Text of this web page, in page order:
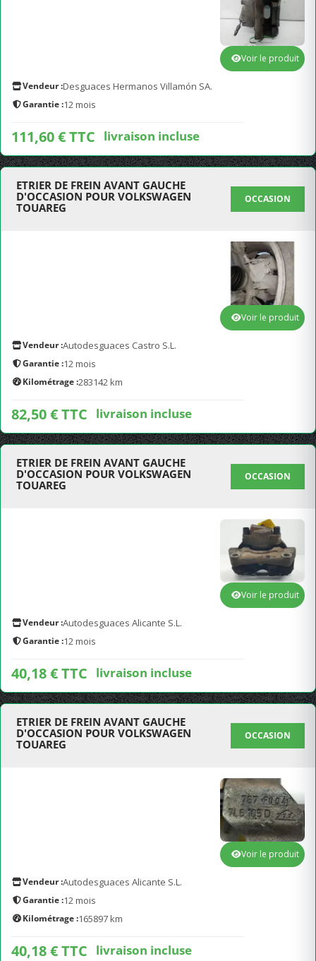
Vendeur :Desguaces Hermanos Villamón SA.
Garantie :12 mois
111,60 € TTC livraison incluse
Voir le produit
ETRIER DE FREIN AVANT GAUCHE
D'OCCASION POUR VOLKSWAGEN
TOUAREG
OCCASION
Vendeur :Autodesguaces Castro S.L.
Garantie :12 mois
Kilométrage :283142 km
82,50 € TTC livraison incluse
Voir le produit
ETRIER DE FREIN AVANT GAUCHE
D'OCCASION POUR VOLKSWAGEN
TOUAREG
OCCASION
Vendeur :Autodesguaces Alicante S.L.
Garantie :12 mois
40,18 € TTC livraison incluse
Voir le produit
ETRIER DE FREIN AVANT GAUCHE
D'OCCASION POUR VOLKSWAGEN
TOUAREG
OCCASION
Vendeur :Autodesguaces Alicante S.L.
Garantie :12 mois
Kilométrage :165897 km
40,18 € TTC livraison incluse
Voir le produit